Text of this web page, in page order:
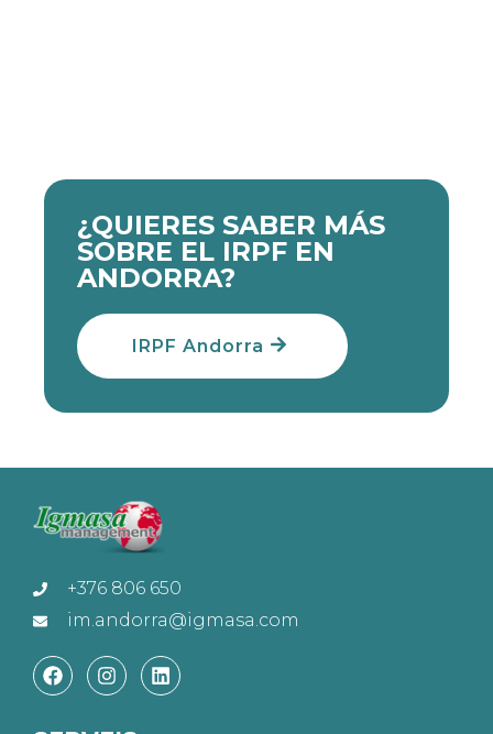
¿QUIERES SABER MÁS
SOBRE EL IRPF EN
ANDORRA?
IRPF Andorra
+376 806 650
im.andorra@igmasa.com